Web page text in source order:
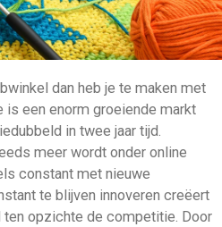
dan heb je te maken met
een enorm groeiende markt
in twee jaar tijd.
meer wordt onder online
constant met nieuwe
te blijven innoveren creëert
opzichte de competitie. Door